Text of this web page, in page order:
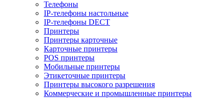
Телефоны
IP-телефоны настольные
IP-телефоны DECT
Принтеры
Принтеры карточные
Карточные принтеры
POS принтеры
Мобильные принтеры
Этикеточные принтеры
Принтеры высокого разрешения
Коммерческие и промышленные принтеры